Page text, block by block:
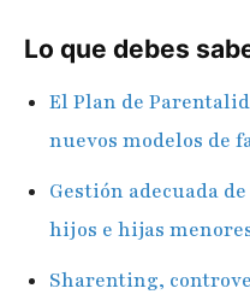
Lo que debes
El Plan de
nuevos modelos de
Gestión adecuada
hijos e hijas
Sharenting,